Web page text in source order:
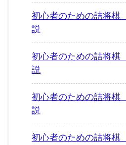
初心者のための詰将
説
初心者のための詰将
説
初心者のための詰将
説
初心者のための詰将